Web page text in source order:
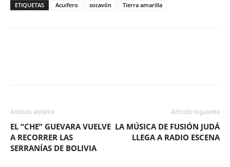
ETIQUETAS Acuifero socavón Tierra amarilla
Artículo anterior
EL “CHE” GUEVARA VUELVE
A RECORRER LAS
SERRANÍAS DE BOLIVIA
Artículo siguiente
LA MÚSICA DE FUSIÓN JUDÁ
LLEGA A RADIO ESCENA